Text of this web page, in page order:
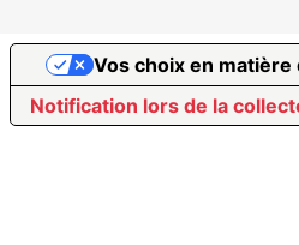
Notification lors de la
Vos choix en